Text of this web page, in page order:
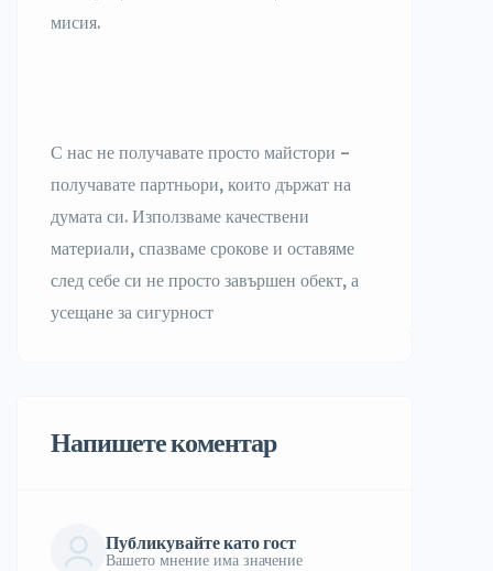
мисия.
С нас не получавате просто майстори –
получавате партньори, които държат на
думата си. Използваме качествени
материали, спазваме срокове и оставяме
след себе си не просто завършен обект, а
усещане за сигурност
Напишете коментар
Публикувайте като гост
Вашето мнение има значение